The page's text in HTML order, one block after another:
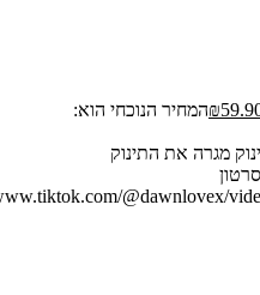
₪המחיר הנוכחי הוא:
מגרה את התינוק